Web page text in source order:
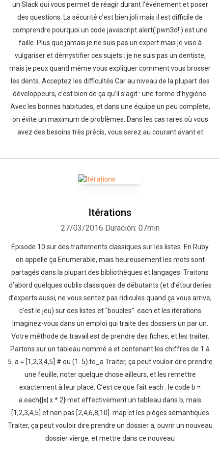
un Slack qui vous permet de réagir durant l’événement et poser
des questions. La sécurité c’est bien joli mais il est difficile de
comprendre pourquoi un code javascript alert('pwn3d!') est une
faille. Plus que jamais je ne suis pas un expert mais je vise à
vulgariser et démystifier ces sujets : je ne suis pas un dentiste,
mais je peux quand même vous expliquer comment vous brosser
les dents. Acceptez les difficultés Car au niveau de la plupart des
développeurs, c’est bien de ça qu’il s’agit : une forme d’hygiène.
Avec les bonnes habitudes, et dans une équipe un peu complète,
on évite un maximum de problèmes. Dans les cas rares où vous
avez des besoins très précis, vous serez au courant avant et
Itérations
27/03/2016 Duración: 07min
Épisode 10 sur des traitements classiques sur les listes. En Ruby
on appelle ça Enumerable, mais heureusement les mots sont
partagés dans la plupart des bibliothèques et langages. Traitons
d’abord quelques oublis classiques de débutants (et d’étourderies
d’experts aussi, ne vous sentez pas ridicules quand ça vous arrive,
c’est le jeu) sur des listes et “boucles”. each et les itérations
Imaginez-vous dans un emploi qui traite des dossiers un par un.
Votre méthode de travail est de prendre des fiches, et les traiter.
Partons sur un tableau nommé a et contenant les chiffres de 1 à
5. a = [1,2,3,4,5] # ou (1..5).to_a Traiter, ça peut vouloir dire prendre
une feuille, noter quelque chose ailleurs, et les remettre
exactement à leur place. C’est ce que fait each : le code b =
a.each{|x| x * 2} met effectivement un tableau dans b, mais
[1,2,3,4,5] et non pas [2,4,6,8,10]. map et les pièges sémantiques
Traiter, ça peut vouloir dire prendre un dossier a, ouvrir un nouveau
dossier vierge, et mettre dans ce nouveau